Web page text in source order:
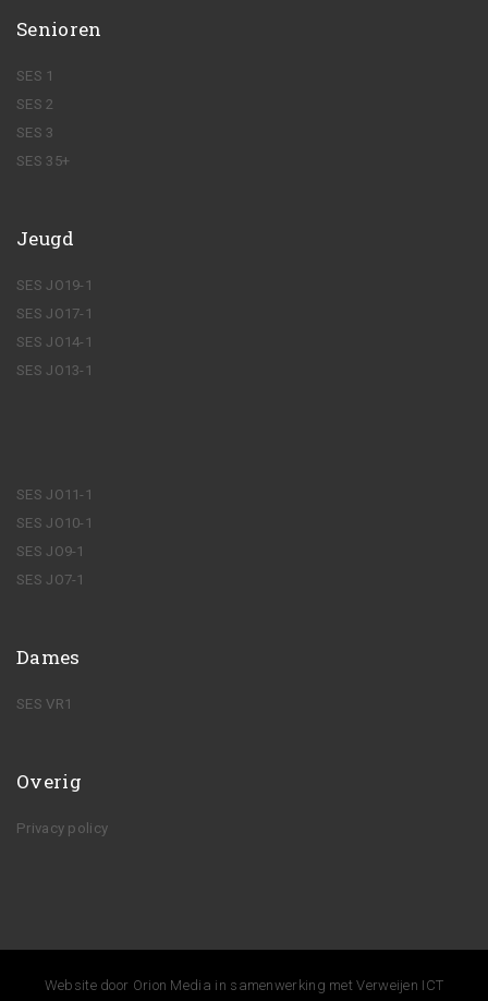
Senioren
SES 1
SES 2
SES 3
SES 35+
Jeugd
SES JO19-1
SES JO17-1
SES JO14-1
SES JO13-1
SES JO11-1
SES JO10-1
SES JO9-1
SES JO7-1
Dames
SES VR1
Overig
Privacy policy
Website door Orion Media in samenwerking metVerweijen ICT